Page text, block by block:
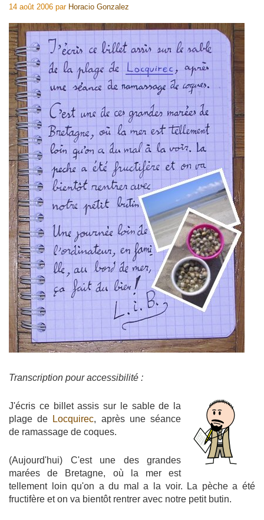
14 août 2006 par Horacio Gonzalez
Transcription pour accessibilité :
J'écris ce billet assis sur le sable de la
plage de
Locquirec, après une séance
de ramassage de coques.
(Aujourd'hui) C'est une des grandes
marées de Bretagne, où la mer est
tellement loin qu'on a du mal a la voir. La pèche a été
fructifère et on va bientôt rentrer avec notre petit butin.